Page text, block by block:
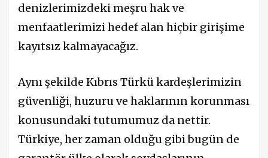
denizlerimizdeki meşru hak ve
menfaatlerimizi hedef alan hiçbir girişime
kayıtsız kalmayacağız.
Aynı şekilde Kıbrıs Türkü kardeşlerimizin
güvenliği, huzuru ve haklarının korunması
konusundaki tutumumuz da nettir.
Türkiye, her zaman olduğu gibi bugün de